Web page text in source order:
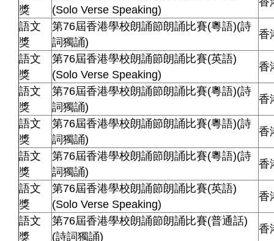
獎
(Solo Verse Speaking)
語文
獎
第76屆香港學校朗誦節朗誦比賽(粵語)(詩
詞獨誦)
香
語文
獎
第76屆香港學校朗誦節朗誦比賽(英語)
(Solo Verse Speaking)
香
語文
獎
第76屆香港學校朗誦節朗誦比賽(粵語)(詩
詞獨誦)
香
語文
獎
第76屆香港學校朗誦節朗誦比賽(粵語)(詩
詞獨誦)
香
語文
獎
第76屆香港學校朗誦節朗誦比賽(粵語)(詩
詞獨誦)
香
語文
獎
第76屆香港學校朗誦節朗誦比賽(英語)
(Solo Verse Speaking)
香
語文
獎
第76屆香港學校朗誦節朗誦比賽(普通話)
(詩詞獨誦)
香